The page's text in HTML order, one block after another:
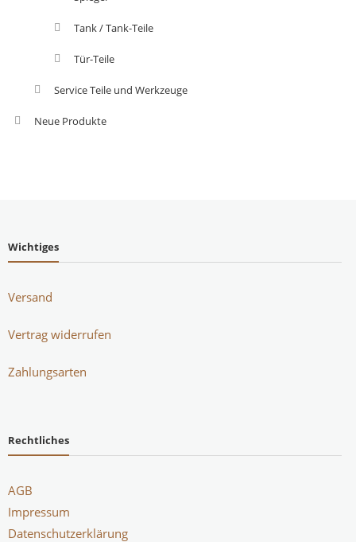
Tank / Tank-Teile
Tür-Teile
Service Teile und Werkzeuge
Neue Produkte
Wichtiges
Versand
Vertrag widerrufen
Zahlungsarten
Rechtliches
AGB
Impressum
Datenschutzerklärung